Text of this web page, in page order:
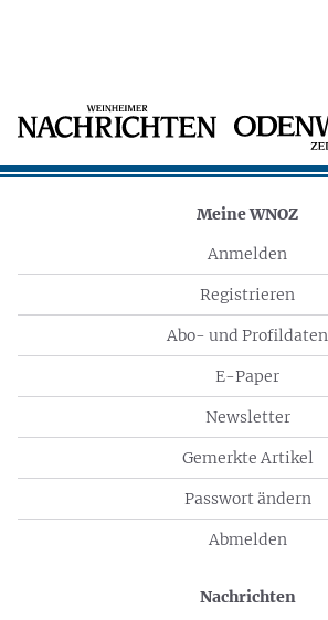
Meine WNOZ
Anmelden
Registrieren
Abo- und Profildaten
E-Paper
Newsletter
Gemerkte Artikel
Passwort ändern
Abmelden
Nachrichten